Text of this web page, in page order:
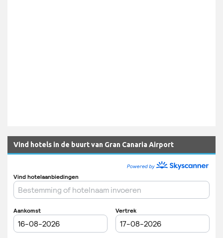
Vind hotels in de buurt van Gran Canaria Airport